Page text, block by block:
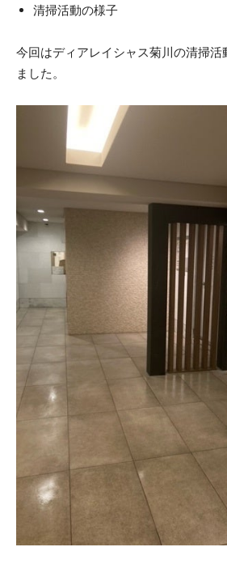
清掃活動の様子
今回はディアレイシャス菊川の清掃活
ました。